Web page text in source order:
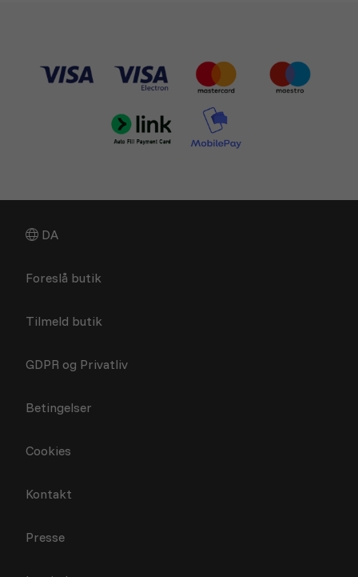
DA
Foreslå butik
Tilmeld butik
GDPR og Privatliv
Betingelser
Cookies
Kontakt
Presse